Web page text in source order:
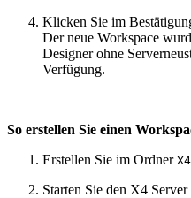
Klicken Sie im
Der neue Workspace
Designer ohne
Verfügung.
So erstellen Sie einen
Erstellen Sie im Ordner
Starten Sie den X4